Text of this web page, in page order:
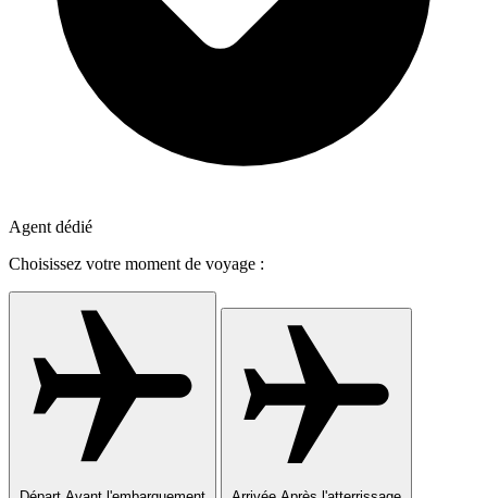
Agent dédié
Choisissez votre moment de voyage :